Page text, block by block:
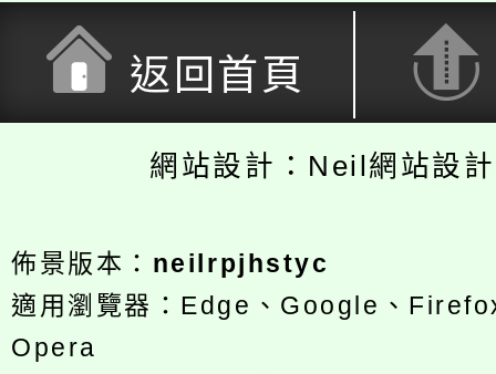
返回首頁
網站設計：Neil網站設
佈景版本： neilrpjhstyc
適用瀏覽器：Edge、Google、
Opera